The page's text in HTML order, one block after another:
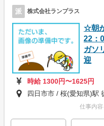
派 株式会社ランプラス
☆朝
22：
ガソ
迎
時給 1300円〜1625円
四日市市 / 桜(愛知県)駅
仕事内